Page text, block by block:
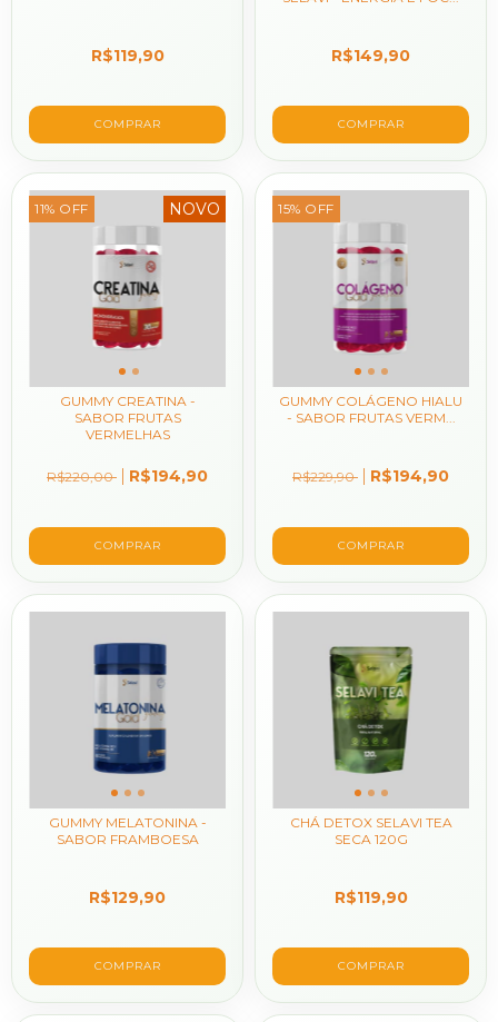
R$119,90 R$149,90
11% OFF NOVO
GUMMY CREATINA -
SABOR FRUTAS
VERMELHAS
R$220,00 R$194,90
15% OFF
GUMMY COLÁGENO HIALU
- SABOR FRUTAS VERM...
R$229,90 R$194,90
GUMMY MELATONINA -
SABOR FRAMBOESA
R$129,90
CHÁ DETOX SELAVI TEA
SECA 120G
R$119,90